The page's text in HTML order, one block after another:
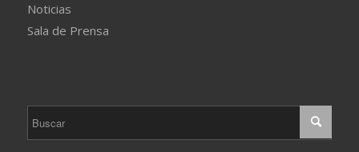
Noticias
Sala de Prensa